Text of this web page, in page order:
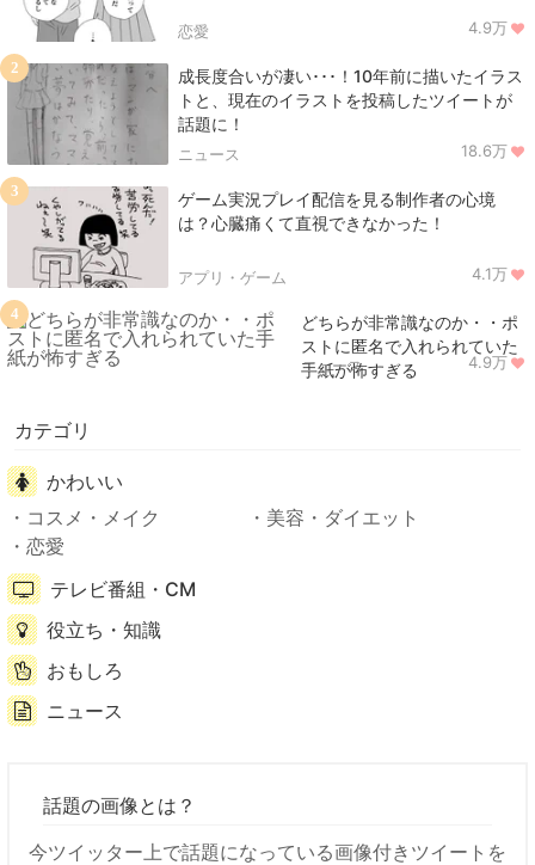
恋愛 4.9万
成長度合いが凄い･･･！10年前に描いたイラス
トと、現在のイラストを投稿したツイートが
話題に！
ニュース 18.6万
2
ゲーム実況プレイ配信を見る制作者の心境
は？心臓痛くて直視できなかった！
アプリ・ゲーム 4.1万
3
どちらが非常識なのか・・ポ
ストに匿名で入れられていた
手紙が怖すぎる
ニュース 4.9万
4
カテゴリ
かわいい
コスメ・メイク
美容・ダイエット
恋愛
テレビ番組・CM
役立ち・知識
おもしろ
ニュース
話題の画像とは？
今ツイッター上で話題になっている画像付きツイートを